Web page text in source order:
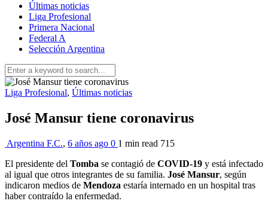
Últimas noticias
Liga Profesional
Primera Nacional
Federal A
Selección Argentina
Liga Profesional, Últimas noticias
José Mansur tiene coronavirus
Argentina F.C., 6 años ago 0 1 min read 715
El presidente del Tomba se contagió de COVID-19 y está infectado
al igual que otros integrantes de su familia. José Mansur, según
indicaron medios de Mendoza estaría internado en un hospital tras
haber contraído la enfermedad.